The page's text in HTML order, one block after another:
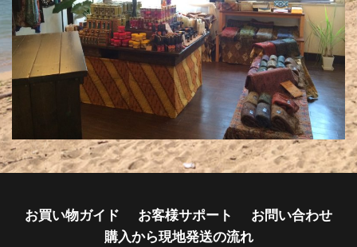
お買い物ガイド お客様サポート
お問い合わせ
購入から現地発送の流れ